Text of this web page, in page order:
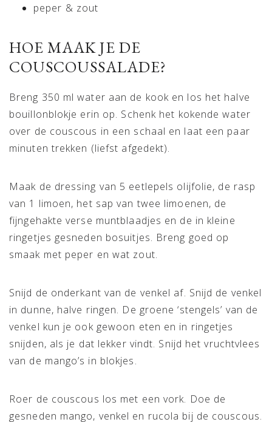
peper & zout
HOE MAAK JE DE
COUSCOUSSALADE?
Breng 350 ml water aan de kook en los het halve
bouillonblokje erin op. Schenk het kokende water
over de couscous in een schaal en laat een paar
minuten trekken (liefst afgedekt).
Maak de dressing van 5 eetlepels olijfolie, de rasp
van 1 limoen, het sap van twee limoenen, de
fijngehakte verse muntblaadjes en de in kleine
ringetjes gesneden bosuitjes. Breng goed op
smaak met peper en wat zout.
Snijd de onderkant van de venkel af. Snijd de venkel
in dunne, halve ringen. De groene ‘stengels’ van de
venkel kun je ook gewoon eten en in ringetjes
snijden, als je dat lekker vindt. Snijd het vruchtvlees
van de mango’s in blokjes.
Roer de couscous los met een vork. Doe de
gesneden mango, venkel en rucola bij de couscous.